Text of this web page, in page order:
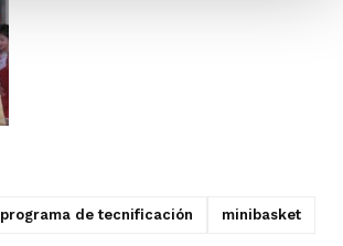
programa de tecnificación minibasket